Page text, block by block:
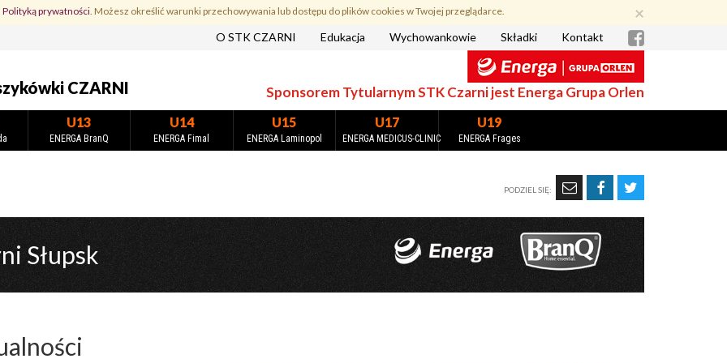
×
Polityką prywatności. Możesz określić warunki przechowywania lub dostępu do plików cookies w Twojej przeglądarce.
O STK CZARNI Edukacja Wychowankowie Składki Kontakt
CZARNI Sponsorem Tytularnym STK Czarni jest Energa Grupa Orlen
U13
ENERGA BranQ
U14
ENERGA Fimal
U15
ENERGA Laminopol
U17
ENERGA MEDICUS-CLINIC
U19
ENERGA Frages
PODZIEL SIĘ:
Słupsk